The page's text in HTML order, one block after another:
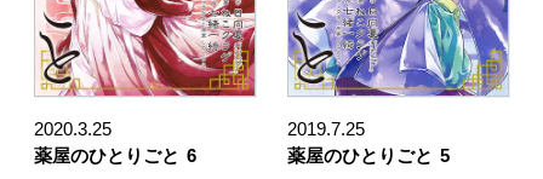
2020.3.25
薬屋のひとりごと 6
2019.7.25
薬屋のひとりごと 5